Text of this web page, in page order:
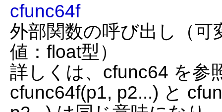
cfunc64f
外部関数の呼び出し（可
値：float型）
詳しくは、cfunc64 を参
cfunc64f(p1, p2...) と